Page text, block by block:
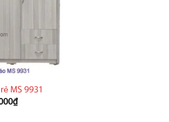
MS 9931
₫Giá
hiện